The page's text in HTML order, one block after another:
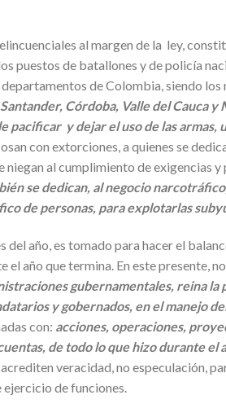
al margen de la ley,
puestos de batallones y de policía
de Colombia, siendo los
Córdoba, Valle del Cauca
pacificar y dejar el uso de las
con extorciones, a quienes se
niegan al cumplimiento de exigencias
se dedican, al negocio
de personas, para explotarlas
año, es tomado para hacer el
el año que termina. En este presente,
gubernamentales, reina
y gobernados, en el manejo
con: acciones, operaciones,
de todo lo que hizo durante el
veracidad, no especulación,
de funciones.